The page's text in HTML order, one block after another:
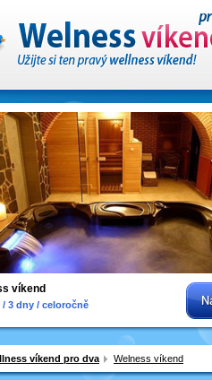
víkend
/ 3 dny / celoročně
víkend pro dva Welness víkend